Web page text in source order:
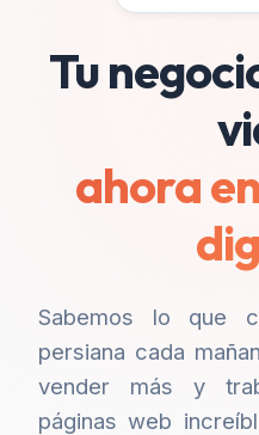
Tu
ahora
Sabemos lo que
persiana cada
vender más y
páginas web